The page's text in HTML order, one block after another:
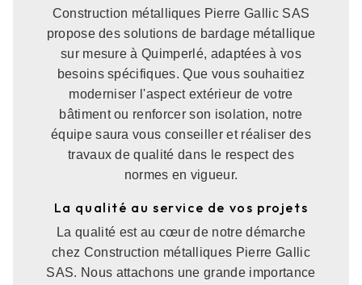
Construction métalliques Pierre Gallic SAS
propose des solutions de bardage métallique
sur mesure à Quimperlé, adaptées à vos
besoins spécifiques. Que vous souhaitiez
moderniser l'aspect extérieur de votre
bâtiment ou renforcer son isolation, notre
équipe saura vous conseiller et réaliser des
travaux de qualité dans le respect des
normes en vigueur.
La qualité au service de vos projets
La qualité est au cœur de notre démarche
chez Construction métalliques Pierre Gallic
SAS. Nous attachons une grande importance